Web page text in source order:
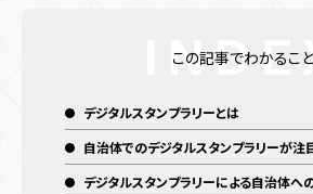
この記事でわかること
デジタルスタンプラリーとは
自治体でのデジタルスタンプラリーが注
デジタルスタンプラリーによる自治体へ